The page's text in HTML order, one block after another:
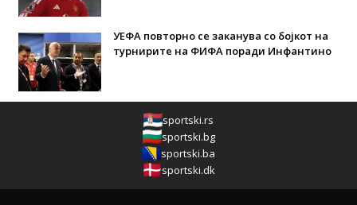
УЕФА повторно се заканува со бојкот на
турнирите на ФИФА поради Инфантино
sportski.rs
sportski.bg
sportski.ba
sportski.dk